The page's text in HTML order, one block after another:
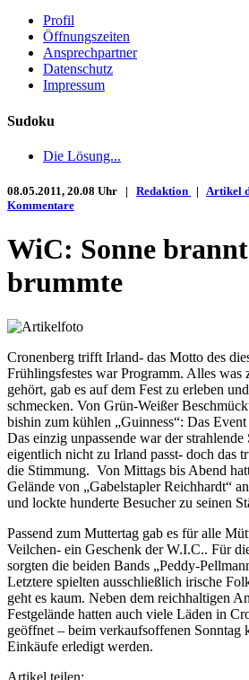
Profil
Öffnungszeiten
Ansprechpartner
Datenschutz
Impressum
Sudoku
Die Lösung...
08.05.2011, 20.08 Uhr | Redaktion | Artikel
Kommentare
WiC: Sonne
brummte
Cronenberg trifft Irland- das Motto des
Frühlingsfestes war Programm. Alles was
gehört, gab es auf dem Fest zu erleben
schmecken. Von Grün-Weißer
bishin zum kühlen „Guinness“: Das
Das einzig unpassende war der strahlende
eigentlich nicht zu Irland passt- doch das
die Stimmung. Von Mittags bis Abend
Gelände von „Gabelstapler Reichhardt“
und lockte hunderte Besucher zu seinen
Passend zum Muttertag gab es für alle
Veilchen- ein Geschenk der W.I.C.. Für
sorgten die beiden Bands „Peddy-
Letztere spielten ausschließlich irische
geht es kaum. Neben dem reichhaltigen
Festgelände hatten auch viele Läden in
geöffnet – beim verkaufsoffenen Sonntag
Einkäufe erledigt werden.
Artikel teilen: